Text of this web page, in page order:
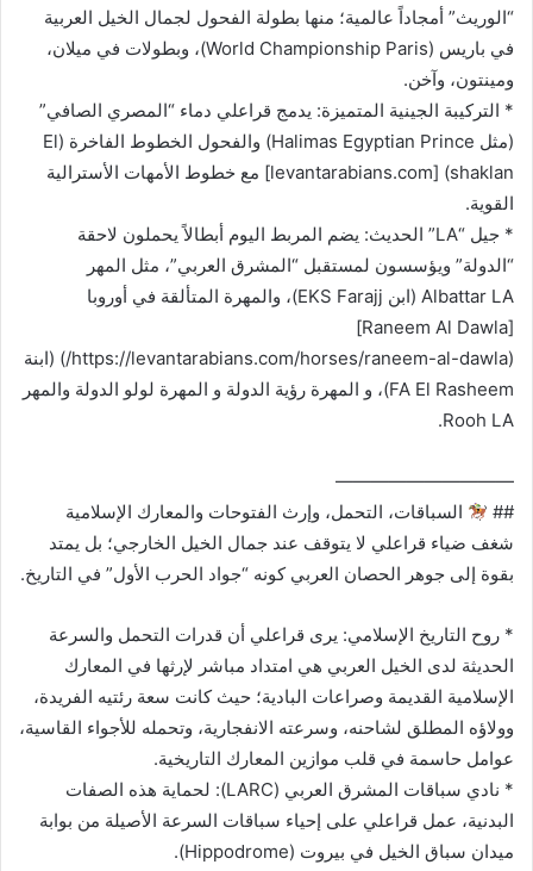
“الوريث” أمجاداً عالمية؛ منها بطولة الفحول لجمال الخيل العربية
في باريس (World Championship Paris)، وبطولات في ميلان،
ومينتون، وآخن.
* التركيبة الجينية المتميزة: يدمج قراعلي دماء “المصري الصافي”
(مثل Halimas Egyptian Prince) والفحول الخطوط الفاخرة (El
shaklan) [levantarabians.com] مع خطوط الأمهات الأسترالية
القوية.
* جيل “LA” الحديث: يضم المربط اليوم أبطالاً يحملون لاحقة
“الدولة” ويؤسسون لمستقبل “المشرق العربي”، مثل المهر
Albattar LA (ابن EKS Farajj)، والمهرة المتألقة في أوروبا
[Raneem Al Dawla]
(https://levantarabians.com/horses/raneem-al-dawla/) (ابنة
FA El Rasheem)، و المهرة رؤية الدولة و المهرة لولو الدولة والمهر
Rooh LA.
——————————
##
السباقات، التحمل، وإرث الفتوحات والمعارك الإسلامية
شغف ضياء قراعلي لا يتوقف عند جمال الخيل الخارجي؛ بل يمتد
بقوة إلى جوهر الحصان العربي كونه “جواد الحرب الأول” في التاريخ.
* روح التاريخ الإسلامي: يرى قراعلي أن قدرات التحمل والسرعة
الحديثة لدى الخيل العربي هي امتداد مباشر لإرثها في المعارك
الإسلامية القديمة وصراعات البادية؛ حيث كانت سعة رئتيه الفريدة،
وولاؤه المطلق لشاحنه، وسرعته الانفجارية، وتحمله للأجواء القاسية،
عوامل حاسمة في قلب موازين المعارك التاريخية.
* نادي سباقات المشرق العربي (LARC): لحماية هذه الصفات
البدنية، عمل قراعلي على إحياء سباقات السرعة الأصيلة من بوابة
ميدان سباق الخيل في بيروت (Hippodrome).